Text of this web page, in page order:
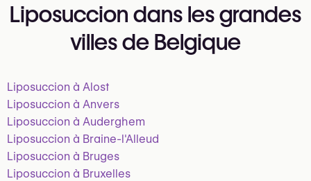
Liposuccion dans les grandes
villes de Belgique
Liposuccion à Alost
Liposuccion à Anvers
Liposuccion à Auderghem
Liposuccion à Braine-l'Alleud
Liposuccion à Bruges
Liposuccion à Bruxelles